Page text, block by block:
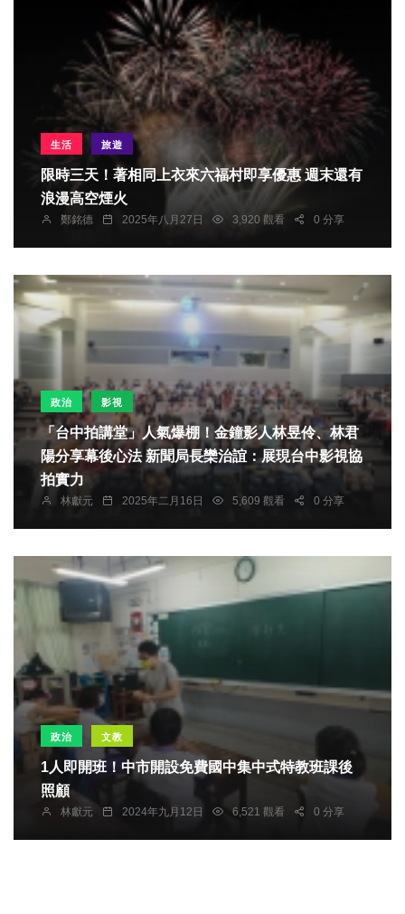
生活 旅遊
限時三天！著相同上衣來六福村即享優惠 週末還有
浪漫高空煙火
鄭銘德 2025年八月27日 3,920 觀看 0 分享
政治 影視
「台中拍講堂」人氣爆棚！金鐘影人林昱伶、林君
陽分享幕後心法 新聞局長欒治誼：展現台中影視協
拍實力
林獻元 2025年二月16日 5,609 觀看 0 分享
政治 文教
1人即開班！中市開設免費國中集中式特教班課後
照顧
林獻元 2024年九月12日 6,521 觀看 0 分享